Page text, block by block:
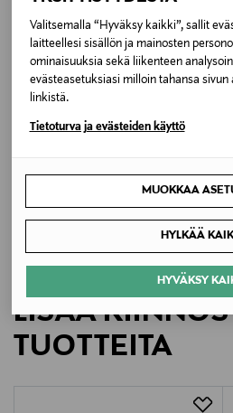
Valitsemalla “Hyväksy kaikki”, sallit
laitteellesi sisällön ja mainosten
ominaisuuksia sekä liikenteen
evästeasetuksiasi milloin tahansa sivun
linkistä.
Tietoturva ja evästeiden käyttö
MUOKKAA
HYLKÄÄ
HYVÄKSY
Väri
NNY NB NAVY
Valmistajan tuotenumero
Valmistajan osoite
ETUKUPONKITUOTE
LISÄÄ
TUOTTEITA